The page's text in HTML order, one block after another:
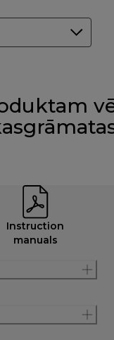
Instruction
manuals